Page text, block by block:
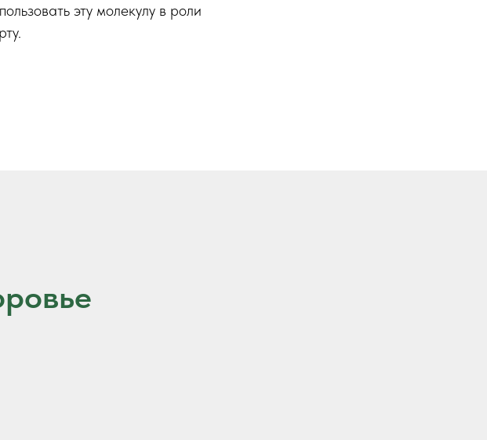
эту молекулу в роли